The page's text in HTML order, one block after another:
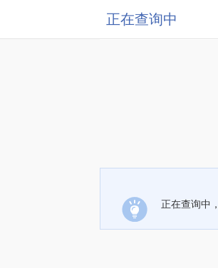
正在查询中
正在查询中